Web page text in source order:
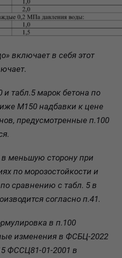
» включает в себя этот
и табл.5 марок бетона по
М150 надбавки к цене
предусмотренные п.100
меньшую сторону при
по морозостойкости и
сравнению с табл. 5 в
согласно п.41.
в п.100
изменения в ФСБЦ-2022
ФССЦ81-01-2001 в